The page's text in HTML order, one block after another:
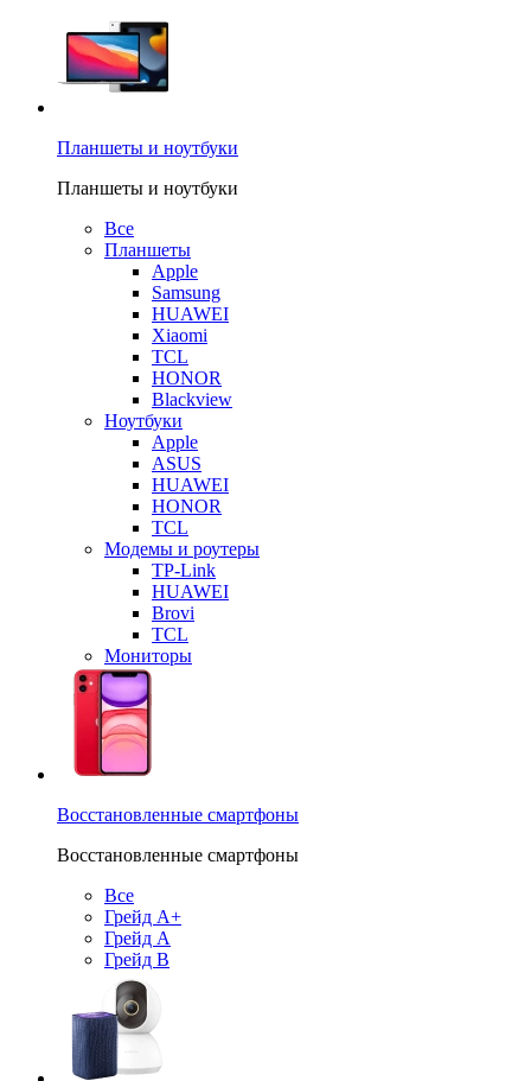
Планшеты и ноутбуки
Планшеты и ноутбуки
Все
Планшеты
Apple
Samsung
HUAWEI
Xiaomi
TCL
HONOR
Blackview
Ноутбуки
Apple
ASUS
HUAWEI
HONOR
TCL
Модемы и роутеры
TP-Link
HUAWEI
Brovi
TCL
Мониторы
Восстановленные смартфоны
Восстановленные смартфоны
Все
Грейд А+
Грейд А
Грейд B